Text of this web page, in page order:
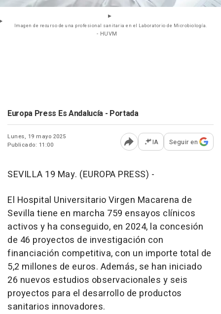
Imagen de recurso de una profesional sanitaria en el Laboratorio de Microbiología.
- HUVM
Europa Press Es Andalucía - Portada
Lunes, 19 mayo 2025
Publicado: 11:00
Abrir opciones para
IA Seguir en
SEVILLA 19 May. (EUROPA PRESS) -
El Hospital Universitario Virgen Macarena de
Sevilla tiene en marcha 759 ensayos clínicos
activos y ha conseguido, en 2024, la concesión
de 46 proyectos de investigación con
financiación competitiva, con un importe total de
5,2 millones de euros. Además, se han iniciado
26 nuevos estudios observacionales y seis
proyectos para el desarrollo de productos
sanitarios innovadores.